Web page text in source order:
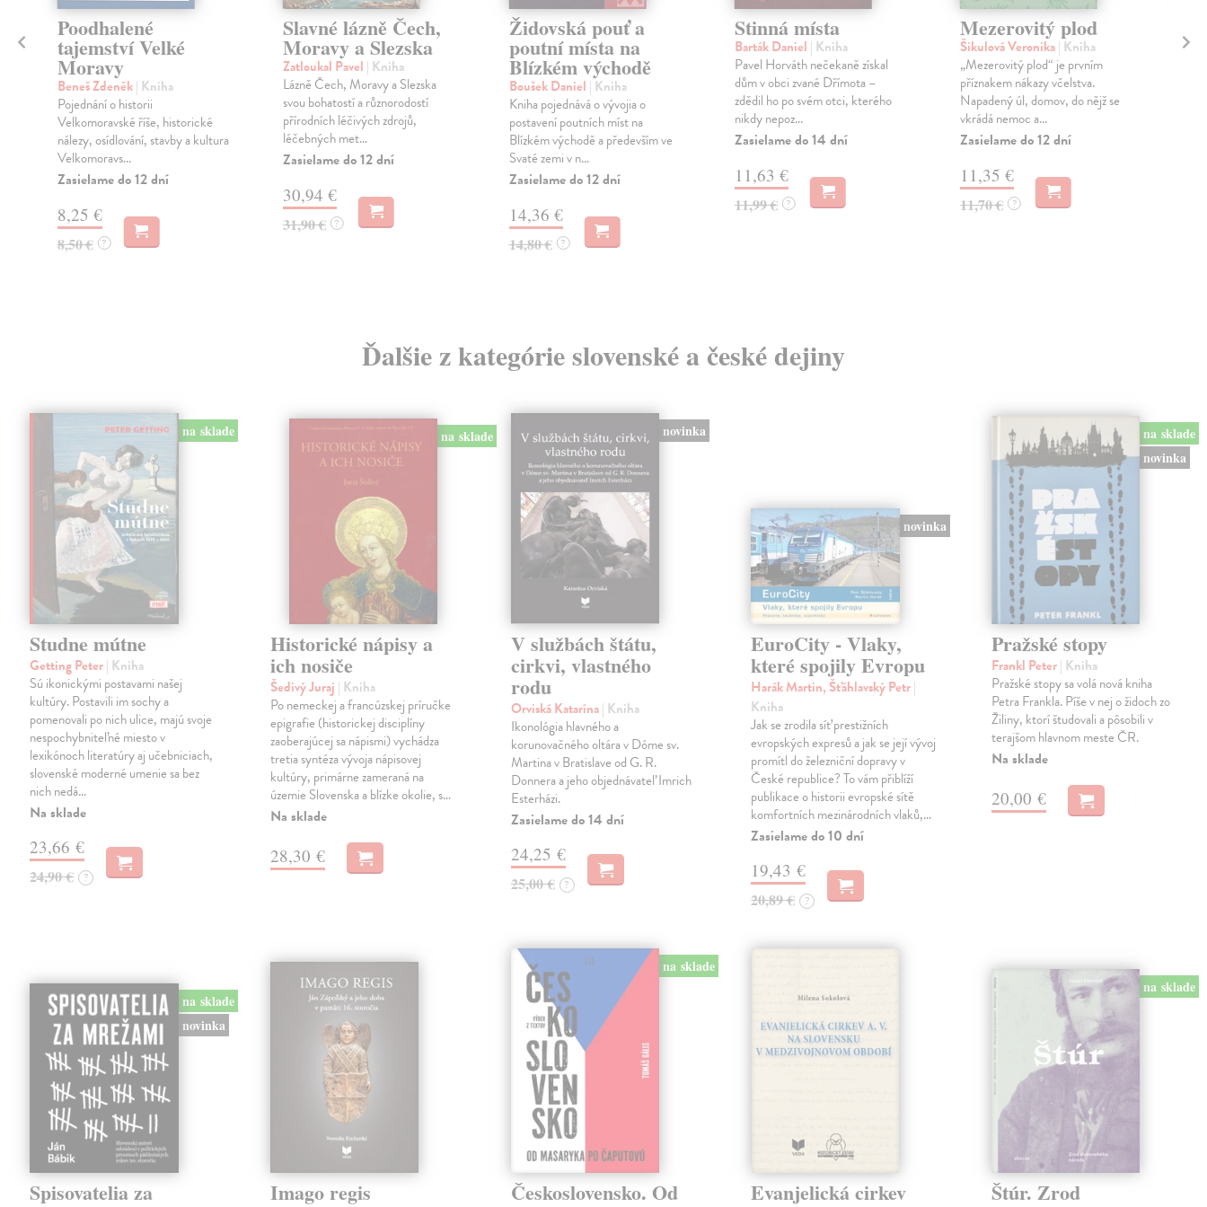
Poodhalené
tajemství Velké
Moravy
Beneš Zdeněk| Kniha
Pojednání o historii
Velkomoravské říše, historické
nálezy, osídlování, stavby a kultura
Velkomoravs...
Zasielame do 12 dní
8,25 €
8,50 € ?
Slavné lázně Čech,
Moravy a Slezska
Zatloukal Pavel | Kniha
Lázně Čech, Moravy a Slezska
svou bohatostí a různorodostí
přírodních léčivých zdrojů,
léčebných met...
Zasielame do 12 dní
30,94 €
31,90 € ?
Židovská pouť a
poutní místa na
Blízkém východě
Boušek Daniel | Kniha
Kniha pojednává o vývojia o
postavení poutních míst na
Blízkém východě a především ve
Svaté zemi v n...
Zasielame do 12 dní
14,36 €
14,80 € ?
Stinná místa
Barták Daniel | Kniha
Pavel Horváth nečekaně získal
dům v obci zvané Dřímota –
zdědil ho po svém otci, kterého
nikdy nepoz...
Zasielame do 14 dní
11,63 €
11,99 € ?
Mezerovitý plod
Šikulová Veronika| Kniha
„Mezerovitý plod“ je prvním
příznakem nákazy včelstva.
Napadený úl, domov, do nějž se
vkrádá nemoc a...
Zasielame do 12 dní
11,35 €
11,70 € ?
Ďalšie z kategórie slovenské a české dejiny
na sklade
Studne mútne
Getting Peter| Kniha
Sú ikonickými postavami našej
kultúry. Postavili im sochy a
pomenovali po nich ulice, majú svoje
nespochybniteľné miesto v
lexikónoch literatúry aj učebniciach,
slovenské moderné umenie sa bez
nich nedá…
Na sklade
23,66 €
24,90 € ?
na sklade
Historické nápisy a
ich nosiče
Šedivý Juraj | Kniha
Po nemeckej a francúzskej príručke
epigrafie (historickej disciplíny
zaoberajúcej sa nápismi) vychádza
tretia syntéza vývoja nápisovej
kultúry, primárne zameraná na
územie Slovenska a blízke okolie, s…
Na sklade
28,30 €
novinka
V službách štátu,
cirkvi, vlastného
rodu
Orviská Katarína| Kniha
Ikonológia hlavného a
korunovačného oltára v Dóme sv.
Martina v Bratislave od G. R.
Donnera a jeho objednávateľ Imrich
Esterházi.
Zasielame do 14 dní
24,25 €
25,00 € ?
novinka
EuroCity - Vlaky,
které spojily Evropu
Harák Martin, Šťáhlavský Petr|
Kniha
Jak se zrodila síť prestižních
evropských expresů a jak se její vývoj
promítl do železniční dopravy v
České republice? To vám přiblíží
publikace o historii evropské sítě
komfortních mezinárodních vlaků,…
Zasielame do 10 dní
19,43 €
20,89 € ?
na sklade
novinka
Pražské stopy
Frankl Peter| Kniha
Pražské stopy sa volá nová kniha
Petra Frankla. Píše v nej o židoch zo
Žiliny, ktorí študovali a pôsobili v
terajšom hlavnom meste ČR.
Na sklade
20,00 €
na sklade
novinka
Spisovatelia za Imago regis
na sklade
Československo. Od Evanjelická cirkev
na sklade
Štúr. Zrod